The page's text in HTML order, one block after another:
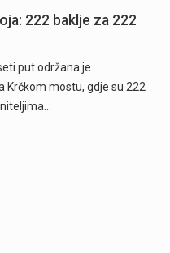
222 baklje za 222
put održana je
Krčkom mostu, gdje su 222